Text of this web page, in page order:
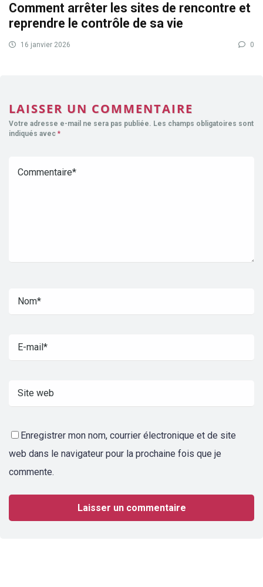
Comment arrêter les sites de rencontre et
reprendre le contrôle de sa vie
16 janvier 2026 0
LAISSER UN COMMENTAIRE
Votre adresse e-mail ne sera pas publiée. Les champs obligatoires sont
indiqués avec *
Enregistrer mon nom, courrier électronique et de site
web dans le navigateur pour la prochaine fois que je
commente.